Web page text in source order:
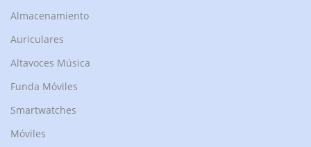
Almacenamiento
Auriculares
Altavoces Música
Funda Móviles
Smartwatches
Móviles